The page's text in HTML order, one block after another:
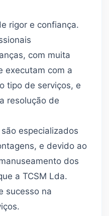
rigor e confiança.
com muita
executam com a
tipo de serviços, e
resolução de
especializados
e devido ao
dos
a TCSM Lda.
sucesso na